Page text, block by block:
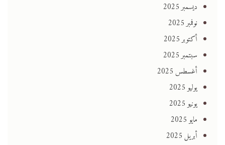
ديسمبر 2025
نوفمبر 2025
أكتوبر 2025
سبتمبر 2025
أغسطس 2025
يوليو 2025
يونيو 2025
مايو 2025
أبريل 2025